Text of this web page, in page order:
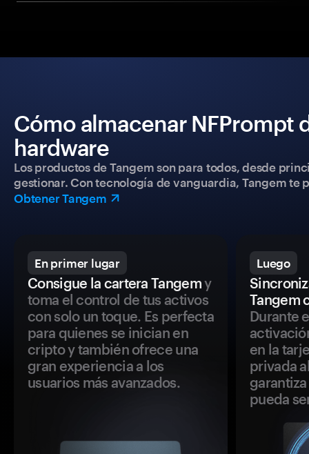
Cómo almacenar NFPrompt
hardware
Los productos de Tangem son para todos, desde
gestionar. Con tecnología de vanguardia, Tangem
Obtener Tangem
En primer lugar
Consigue la cartera Tangemy
toma el control de tus activos
con solo un toque. Es perfecta
para quienes se inician en
cripto y también ofrece una
gran experiencia a los
usuarios más avanzados.
Luego
Tangem
Durante
en la
privada
pueda